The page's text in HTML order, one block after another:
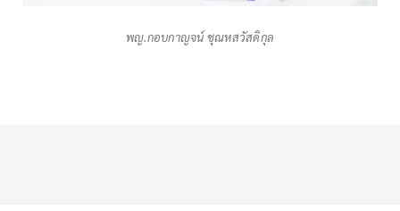
พญ.กอบกาญจน์ ชุณหสวัสดิกุล